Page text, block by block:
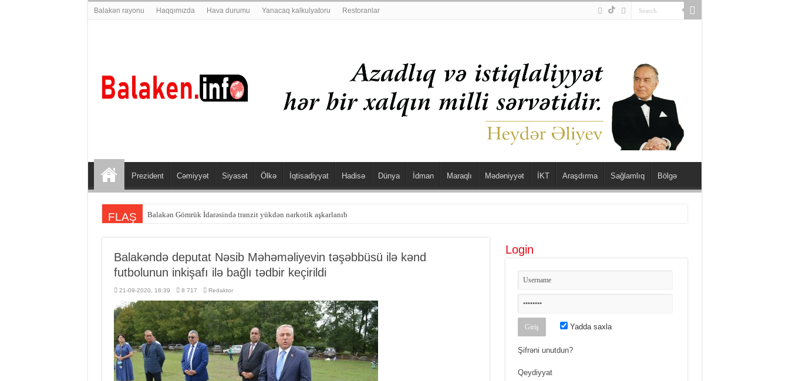
Balakən rayonu Haqqımızda Hava durumu Yanacaq kalkulyatoru Restoranlar
Prezident Cəmiyyət Siyasət Ölkə İqtisadiyyat Hadisə Dünya İdman Maraqlı Mədəniyyət İKT Araşdırma Sağlamlıq Bölgə
FLAŞ Balakən Gömrük İdarəsində tranzit yükdən narkotik aşkarlanıb
Balakən sakini Şəmkirdə qəzaya düşdü
Balakəndə deputat Nəsib Məhəməliyevin təşəbbüsü ilə kənd
futbolunun inkişafı ilə bağlı tədbir keçirildi
21-09-2020, 18:39 8 717 Redaktor
Login
Yadda saxla
Şifrəni unutdun?
Qeydiyyat